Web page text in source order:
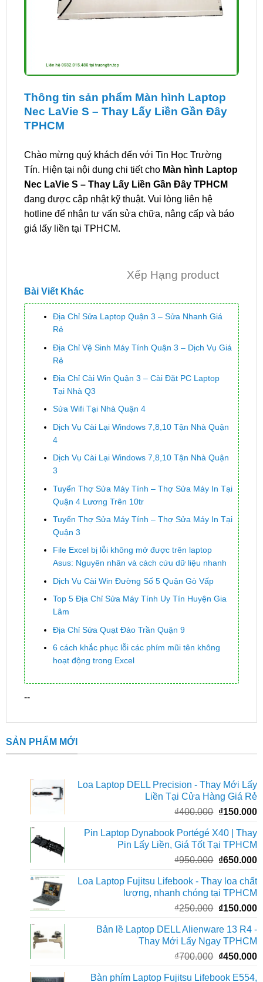
Thông tin sản phẩm Màn hình Laptop
Nec LaVie S – Thay Lấy Liền Gần Đây
TPHCM
Chào mừng quý khách đến với Tin Học Trường
Tín. Hiện tại nội dung chi tiết cho Màn hình Laptop
Nec LaVie S – Thay Lấy Liền Gần Đây TPHCM
đang được cập nhật kỹ thuật. Vui lòng liên hệ
hotline để nhận tư vấn sửa chữa, nâng cấp và báo
giá lấy liền tại TPHCM.
Xếp Hạng product
Bài Viết Khác
Địa Chỉ Sửa Laptop Quận 3 – Sửa Nhanh Giá
Rẻ
Địa Chỉ Vệ Sinh Máy Tính Quận 3 – Dịch Vụ Giá
Rẻ
Địa Chỉ Cài Win Quận 3 – Cài Đặt PC Laptop
Tại Nhà Q3
Sửa Wifi Tại Nhà Quận 4
Dịch Vụ Cài Lại Windows 7,8,10 Tận Nhà Quận
4
Dịch Vụ Cài Lại Windows 7,8,10 Tận Nhà Quận
3
Tuyển Thợ Sửa Máy Tính – Thợ Sửa Máy In Tại
Quận 4 Lương Trên 10tr
Tuyển Thợ Sửa Máy Tính – Thợ Sửa Máy In Tại
Quận 3
File Excel bị lỗi không mở được trên laptop
Asus: Nguyên nhân và cách cứu dữ liệu nhanh
Dịch Vụ Cài Win Đường Số 5 Quận Gò Vấp
Top 5 Địa Chỉ Sửa Máy Tính Uy Tín Huyện Gia
Lâm
Địa Chỉ Sửa Quạt Đảo Trần Quận 9
6 cách khắc phục lỗi các phím mũi tên không
hoạt động trong Excel
--
SẢN PHẨM MỚI
Loa Laptop DELL Precision - Thay Mới Lấy
Liền Tại Cửa Hàng Giá Rẻ
₫400.000 Giá
là:
₫400.000.
₫150.000
Pin Laptop Dynabook Portégé X40 | Thay
Pin Lấy Liền, Giá Tốt Tại TPHCM
₫950.000 Giá
là:
₫950.000.
₫650.000
Loa Laptop Fujitsu Lifebook - Thay loa chất
lượng, nhanh chóng tại TPHCM
₫250.000 Giá
là:
₫250.000.
₫150.000
Bản lề Laptop DELL Alienware 13 R4 -
Thay Mới Lấy Ngay TPHCM
₫700.000 Giá
₫450.000
Bàn phím Laptop Fujitsu Lifebook E554,